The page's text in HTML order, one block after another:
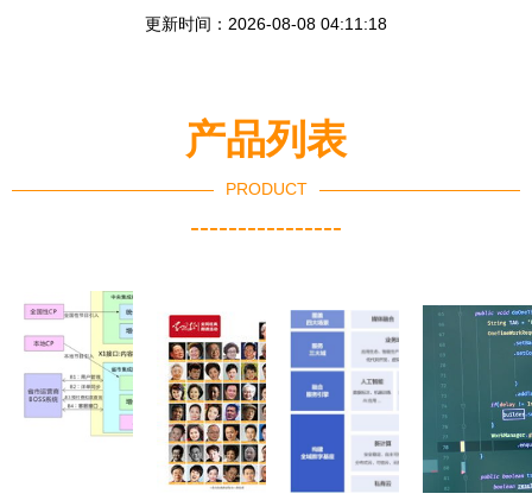
更新时间：2026-08-08 04:11:18
产品列表
PRODUCT
----------------